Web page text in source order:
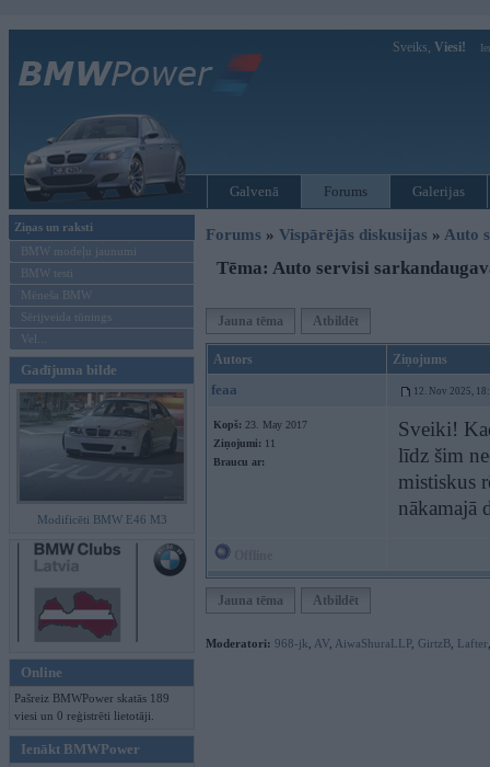
Sveiks, Viesi!
Galvenā Forums Galerijas
Ziņas un raksti
BMW modeļu jaunumi
BMW testi
Mēneša BMW
Sērijveida tūnings
Vel...
Gadījuma bilde
Modificēti BMW E46 M3
Online
Pašreiz BMWPower skatās 189
viesi un 0 reģistrēti lietotāji.
Ienākt BMWPower
Forums » Vispārējās diskusijas » Auto
Tēma: Auto servisi
Jauna tēma Atbildēt
Autors Ziņojums
feaa 12. Nov 2025,
Kopš: 23. May 2017
Ziņojumi: 11
Braucu ar:
Sveiki!
līdz šim
mistiskus
nākamajā
Jauna tēma Atbildēt
Moderatori: 968-jk AV AiwaShuraLLP, GirtzB Lafter